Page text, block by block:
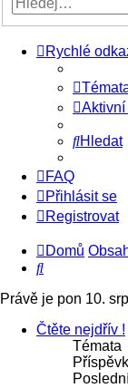
Rychlé
Aktivní
Hledat
FAQ
Přihlásit se
Registrovat
Domů
Hledat
Právě je pon 10.
Čtěte nejdřív !
Témata